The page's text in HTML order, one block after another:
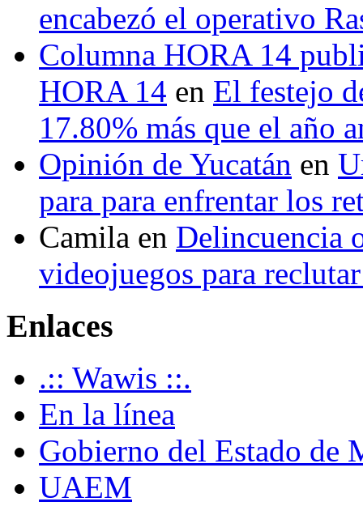
encabezó el operativo
Columna HORA 14
HORA 14 en El festejo
17.80% más que el año
Opinión de Yucatán en
para para enfrentar los
Camila en Delincuencia
videojuegos para
Enlaces
.:: Wawis ::.
En la línea
Gobierno del Estado de
UAEM